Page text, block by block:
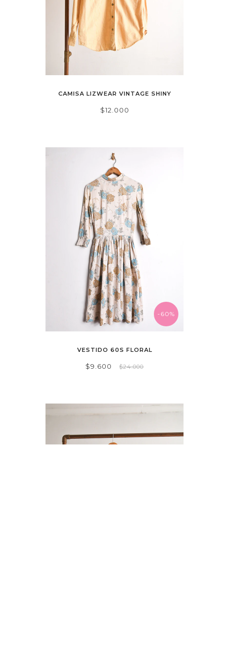
CAMISA LIZWEAR VINTAGE SHINY
$12.000
-60%
VESTIDO 60S FLORAL
$9.600 $24.000